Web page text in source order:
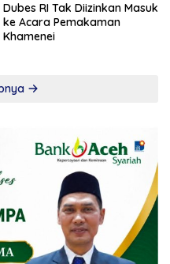
Dubes RI Tak Diizinkan Masuk
ke Acara Pemakaman
Khamenei